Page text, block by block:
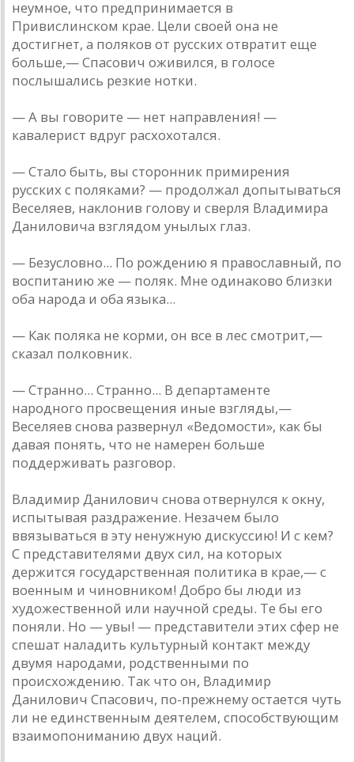
неумное, что предпринимается в
Привислинском крае. Цели своей она не
достигнет, а поляков от русских отвратит еще
больше,— Спасович оживился, в голосе
послышались резкие нотки.
— А вы говорите — нет направления! —
кавалерист вдруг расхохотался.
— Стало быть, вы сторонник примирения
русских с поляками? — продолжал допытываться
Веселяев, наклонив голову и сверля Владимира
Даниловича взглядом унылых глаз.
— Безусловно... По рождению я православный, по
воспитанию же — поляк. Мне одинаково близки
оба народа и оба языка...
— Как поляка не корми, он все в лес смотрит,—
сказал полковник.
— Странно... Странно... В департаменте
народного просвещения иные взгляды,—
Веселяев снова развернул «Ведомости», как бы
давая понять, что не намерен больше
поддерживать разговор.
Владимир Данилович снова отвернулся к окну,
испытывая раздражение. Незачем было
ввязываться в эту ненужную дискуссию! И с кем?
С представителями двух сил, на которых
держится государственная политика в крае,— с
военным и чиновником! Добро бы люди из
художественной или научной среды. Те бы его
поняли. Но — увы! — представители этих сфер не
спешат наладить культурный контакт между
двумя народами, родственными по
происхождению. Так что он, Владимир
Данилович Спасович, по-прежнему остается чуть
ли не единственным деятелем, способствующим
взаимопониманию двух наций.